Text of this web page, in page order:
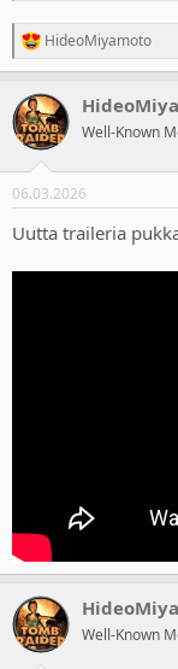
R
e
c
t
i
s
HideoMiyamoto
Well-Known
06.03.2026
Uutta traileria
Well-Known